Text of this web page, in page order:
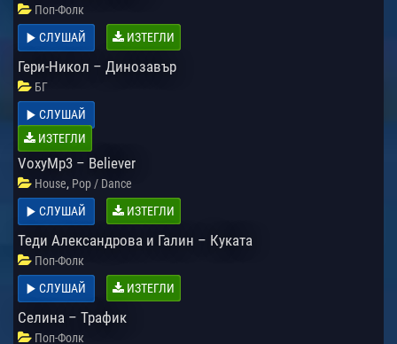
Поп-Фолк
СЛУШАЙ
ИЗТЕГЛИ
Гери-Никол – Динозавър
БГ
СЛУШАЙ
ИЗТЕГЛИ
VoxyMp3 – Believer
House, Pop / Dance
СЛУШАЙ
ИЗТЕГЛИ
Теди Александрова и Галин – Куката
Поп-Фолк
СЛУШАЙ
ИЗТЕГЛИ
Селина – Трафик
Поп-Фолк